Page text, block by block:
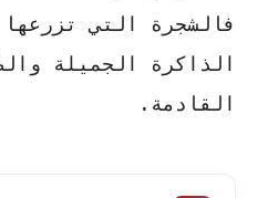
فالشجرة التي
الذاكرة الجميلة
القادمة.